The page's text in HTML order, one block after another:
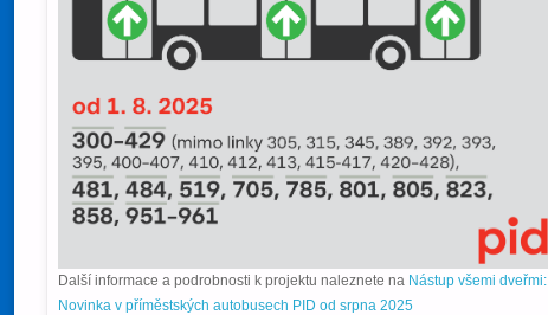
Další informace a podrobnosti k projektu naleznete na Nástup všemi dveřmi:
Novinka v příměstských autobusech PID od srpna 2025